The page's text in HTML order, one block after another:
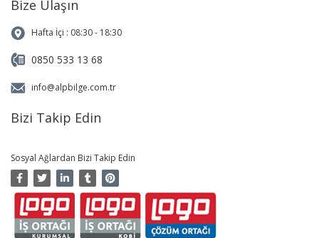
Bize Ulaşın
Hafta İçi : 08:30 - 18:30
0850 533 13 68
info@alpbilge.com.tr
Bizi Takip Edin
Sosyal Ağlardan Bizi Takip Edin